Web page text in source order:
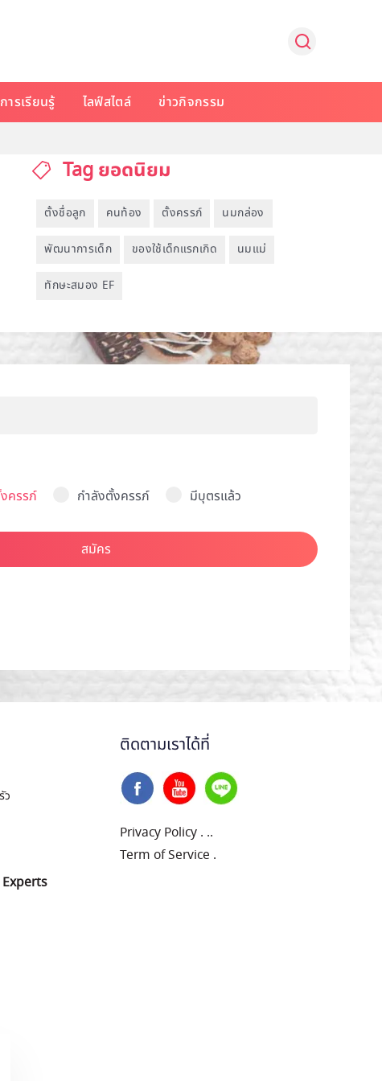
การเรียนรู้ ไลฟ์สไตล์ ข่าวกิจกรรม
Tag ยอดนิยม
ตั้งชื่อลูก คนท้อง ตั้งครรภ์ นมกล่อง
พัฒนาการเด็ก ของใช้เด็กแรกเกิด นมแม่
ทักษะสมอง EF
ครรภ์
กำลังตั้งครรภ์ มีบุตรแล้ว
สมัคร
ว
ติดตามเราได้ที่
Privacy Policy . ..
Term of Service .